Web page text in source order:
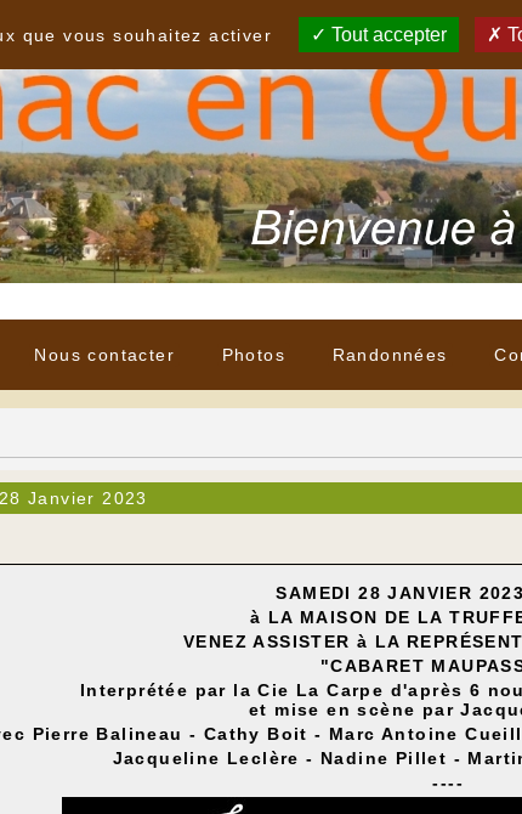
Nous contacter Photos Randonnées
Janvier 2023
SAMEDI 28 JANVIER
à LA MAISON DE LA
VENEZ ASSISTERà LA REPRÉ
"CABARET
Interprétée par la Cie La Carpe d'après 6
et mise en scène par
Pierre Balineau - Cathy Boit - Marc Antoine
Jacqueline Leclère - Nadine Pillet -
----
que vous souhaitez activer
Tout accepter